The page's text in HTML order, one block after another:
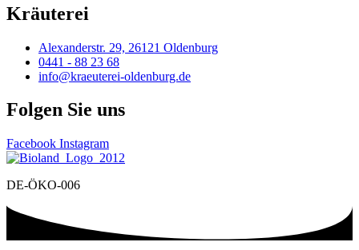
Kräuterei
Alexanderstr. 29, 26121 Oldenburg
0441 - 88 23 68
info@kraeuterei-oldenburg.de
Folgen Sie uns
Facebook Instagram
DE-ÖKO-006